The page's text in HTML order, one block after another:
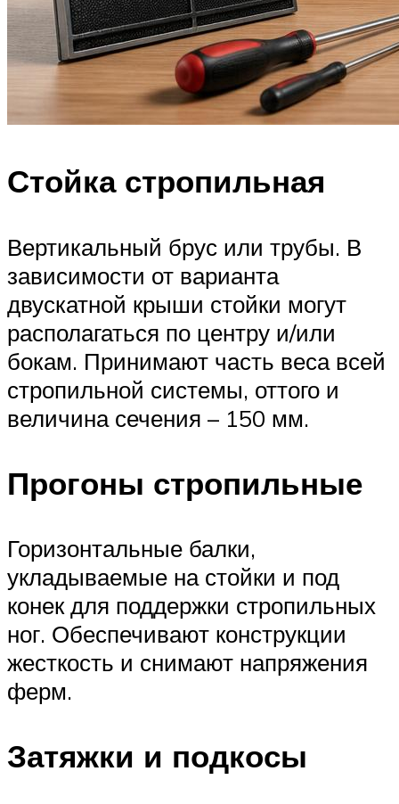
Стойка стропильная
Вертикальный брус или трубы. В
зависимости от варианта
двускатной крыши стойки могут
располагаться по центру и/или
бокам. Принимают часть веса всей
стропильной системы, оттого и
величина сечения – 150 мм.
Прогоны стропильные
Горизонтальные балки,
укладываемые на стойки и под
конек для поддержки стропильных
ног. Обеспечивают конструкции
жесткость и снимают напряжения
ферм.
Затяжки и подкосы